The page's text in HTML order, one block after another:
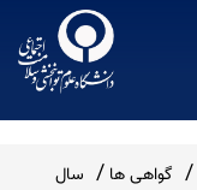
گواهی ها
سال